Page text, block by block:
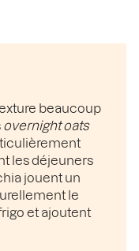
beaucoup
overnight oats
les déjeuners
jouent un
le
et ajoutent